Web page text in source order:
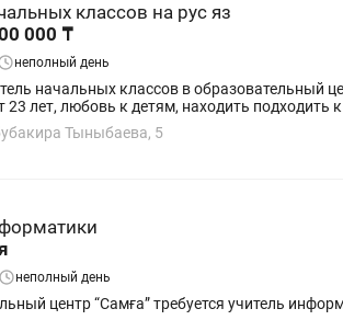
классов на рус яз
000 ₸
неполный день
начальных классов в
23 лет, любовь к детям, находить подходить
Тыныбаева, 5
неполный день
центр “Самға” требуется учитель